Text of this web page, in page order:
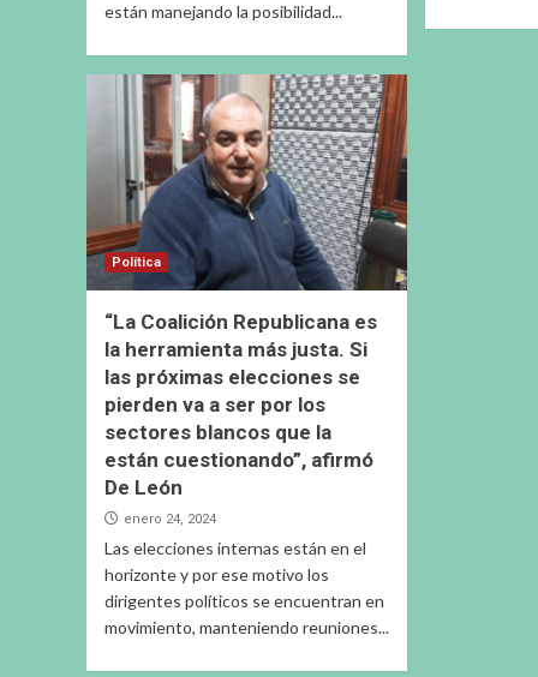
están manejando la posibilidad...
Política
“La Coalición Republicana es
la herramienta más justa. Si
las próximas elecciones se
pierden va a ser por los
sectores blancos que la
están cuestionando”, afirmó
De León
enero 24, 2024
Las elecciones internas están en el
horizonte y por ese motivo los
dirigentes políticos se encuentran en
movimiento, manteniendo reuniones...